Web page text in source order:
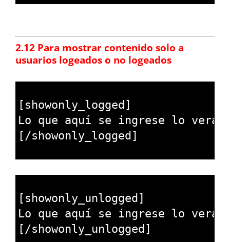
2.12 Para mostrar contenido solo a
usuarios logeados o no logeados
[ showonly_logged ]
Lo que aquí se ingrese lo verá
[ /showonly_logged ]
[ showonly_unlogged ]
Lo que aquí se ingrese lo verá
[ /showonly_unlogged ]